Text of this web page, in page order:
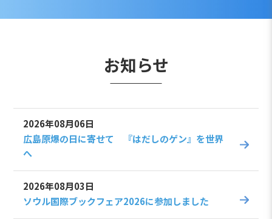
お知らせ
2026年08月06日
広島原爆の日に寄せて 『はだしのゲン』を世界
へ
2026年08月03日
ソウル国際ブックフェア2026に参加しました